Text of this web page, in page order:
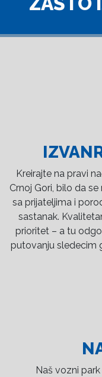
Kreirajte na pravi
Crnoj Gori, bilo da
sa prijateljima i
sastanak.
prioritet – a tu
putovanju sledecim
Naš vozni